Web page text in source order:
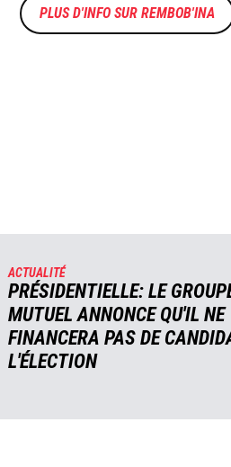
REMBOB'INA
ACTUALITÉ
PRÉSIDENTIELLE: LE
MUTUEL ANNONCE QU'IL NE
FINANCERA PAS DE
L'ÉLECTION